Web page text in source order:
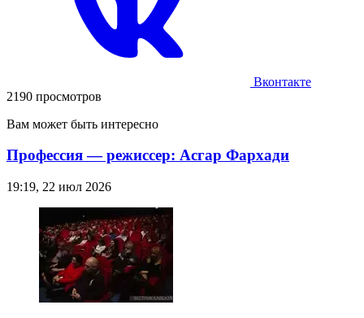
Вконтакте
2190 просмотров
Вам может быть интересно
Профессия — режиссер: Асгар Фархади
19:19, 22 июл 2026